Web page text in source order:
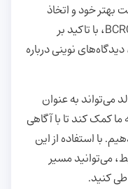
بهتر خود و اتخاذ
تصمیمات آگاهانه‌تر کمک کنند. روش BCRC، با تاکید بر
نوینی درباره
به عنوان
کمک کند تا با آگاهی
با استفاده از این
می‌توانید مسیر
کنید.